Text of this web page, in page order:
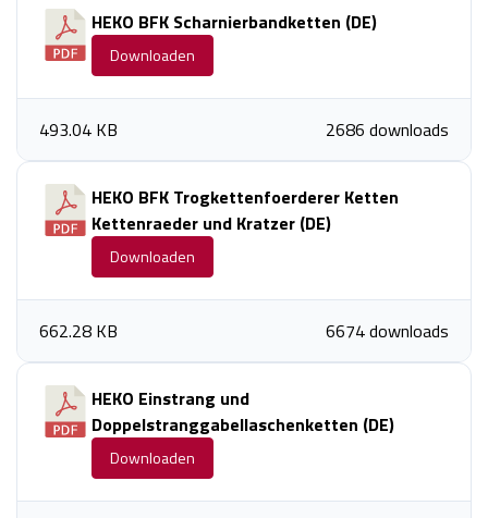
HEKO BFK Scharnierbandketten (DE)
Downloaden
2686 downloads
493.04 KB
HEKO BFK Trogkettenfoerderer Ketten
Kettenraeder und Kratzer (DE)
Downloaden
6674 downloads
662.28 KB
HEKO Einstrang und
Doppelstranggabellaschenketten (DE)
Downloaden